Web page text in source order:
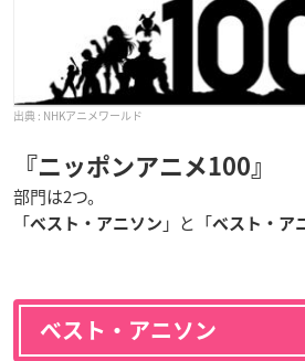
NHKアニメワールド
『ニッポンアニメ100』
部門は2つ。
「ベスト・アニソン 」と「ベスト・ア
ベスト・アニソン